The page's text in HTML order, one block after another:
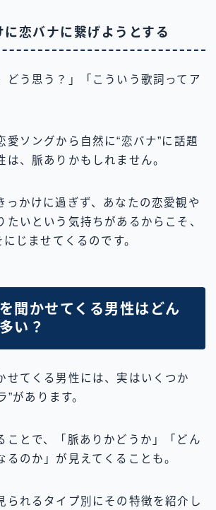
に恋バナに繋げようとする
どう思う？」「こういう歌詞ってア
愛ソングから自然に“恋バナ”に話題
は、脈ありかもしれません。
っかけに過ぎず、あなたの恋愛観や
たいという気持ちがあるからこそ、
じませてくるのです。
聞かせてくる男性はどん
い？
せてくる男性には、実はいくつか
”があります。
ことで、「脈ありかどうか」「どん
るのか」が見えてくることも。
られるタイプ別にその特徴を紹介し